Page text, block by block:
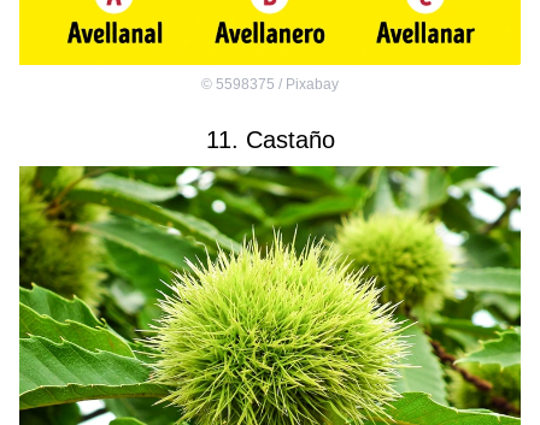
© 5598375 / Pixabay
11. Castaño